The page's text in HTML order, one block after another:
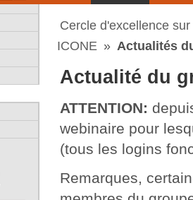
Cercle d'excellence
ICONE » Actualités
Actualité du
ATTENTION:
webinaire pour
(tous les logins
Remarques,